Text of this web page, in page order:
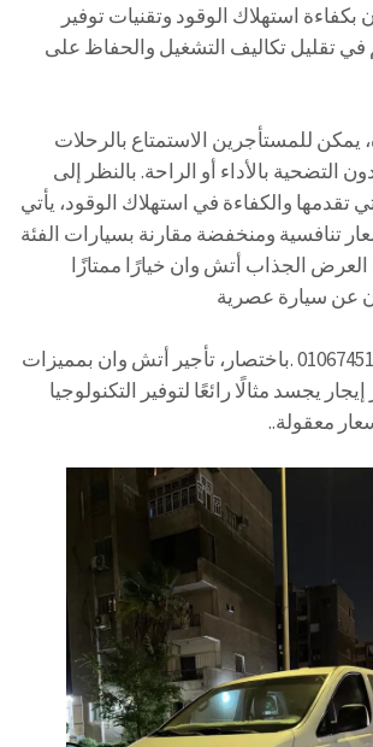
استهلاك الوقود وتقنيات توفير
في تقليل تكاليف التشغيل والحفاظ على
يمكن للمستأجرين الاستمتاع بالرحلات
التضحية بالأداء أو الراحة. بالنظر إلى
تقدمها والكفاءة في استهلاك الوقود، يأتي
تنافسية ومنخفضة مقارنة بسيارات الفئة
العرض الجذاب أتش وان خيارًا ممتازًا
عن سيارة عصرية
بتكلفة معقولة 01067451866 .باختصار، تأجير أتش وان بمميزات
يجسد مثالًا رائعًا لتوفير التكنولوجيا
معقولة..